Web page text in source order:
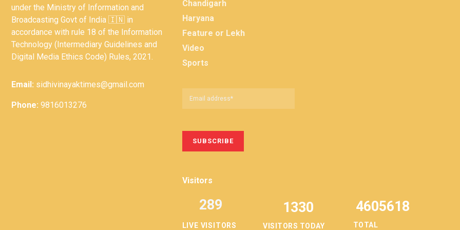
under the Ministry of Information and
Broadcasting Govt of India 🇮🇳 in
accordance with rule 18 of the Information
Technology (Intermediary Guidelines and
Digital Media Ethics Code) Rules, 2021.
Email: sidhivinayaktimes@gmail.com
Phone: 9816013276
Chandigarh
Haryana
Feature or Lekh
Video
Sports
Visitors
LIVE VISITORS
289 1330
VISITORS TODAY
4605618
TOTAL